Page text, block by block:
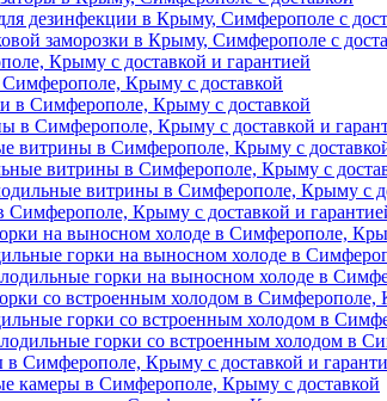
дезинфекции в Крыму, Симферополе с
заморозки в Крыму, Симферополе с
Крыму с доставкой и гарантией
Крыму с доставкой
в Симферополе, Крыму с доставкой
в Симферополе, Крыму с доставкой и
витрины в Симферополе, Крыму с
витрины в Симферополе, Крыму с
витрины в Симферополе, Крыму с
Симферополе, Крыму с доставкой и
на выносном холоде в Симферополе,
горки на выносном холоде в
горки на выносном холоде в
со встроенным холодом в Симферополе,
горки со встроенным холодом в
горки со встроенным холодом в
Симферополе, Крыму с доставкой и
камеры в Симферополе, Крыму с доставкой